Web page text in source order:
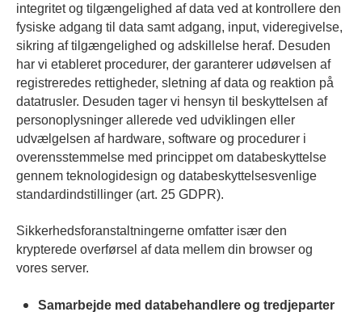
integritet og tilgængelighed af data ved at kontrollere den
fysiske adgang til data samt adgang, input, videregivelse,
sikring af tilgængelighed og adskillelse heraf. Desuden
har vi etableret procedurer, der garanterer udøvelsen af
registreredes rettigheder, sletning af data og reaktion på
datatrusler. Desuden tager vi hensyn til beskyttelsen af
personoplysninger allerede ved udviklingen eller
udvælgelsen af hardware, software og procedurer i
overensstemmelse med princippet om databeskyttelse
gennem teknologidesign og databeskyttelsesvenlige
standardindstillinger (art. 25 GDPR).
Sikkerhedsforanstaltningerne omfatter især den
krypterede overførsel af data mellem din browser og
vores server.
Samarbejde med databehandlere og tredjeparter